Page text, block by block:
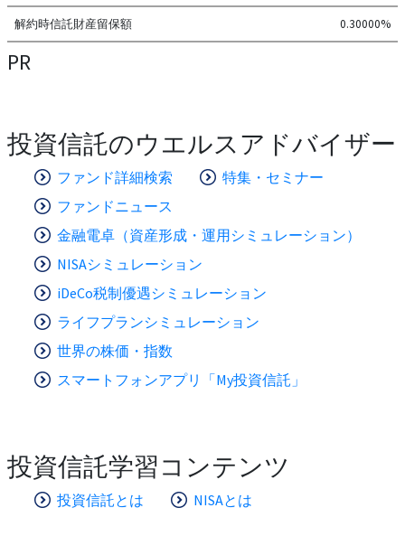
解約時信託財産留保額 0.30000%
PR
投資信託のウエルスアドバイザー
ファンド詳細検索
特集・セミナー
ファンドニュース
金融電卓（資産形成・運用シミュレーション）
NISAシミュレーション
iDeCo税制優遇シミュレーション
ライフプランシミュレーション
世界の株価・指数
スマートフォンアプリ「My投資信託」
投資信託学習コンテンツ
投資信託とは NISAとは